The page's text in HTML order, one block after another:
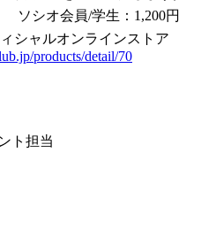
シオ会員/学生：1,200円
シャルオンラインストア
products/detail/70
ト担当